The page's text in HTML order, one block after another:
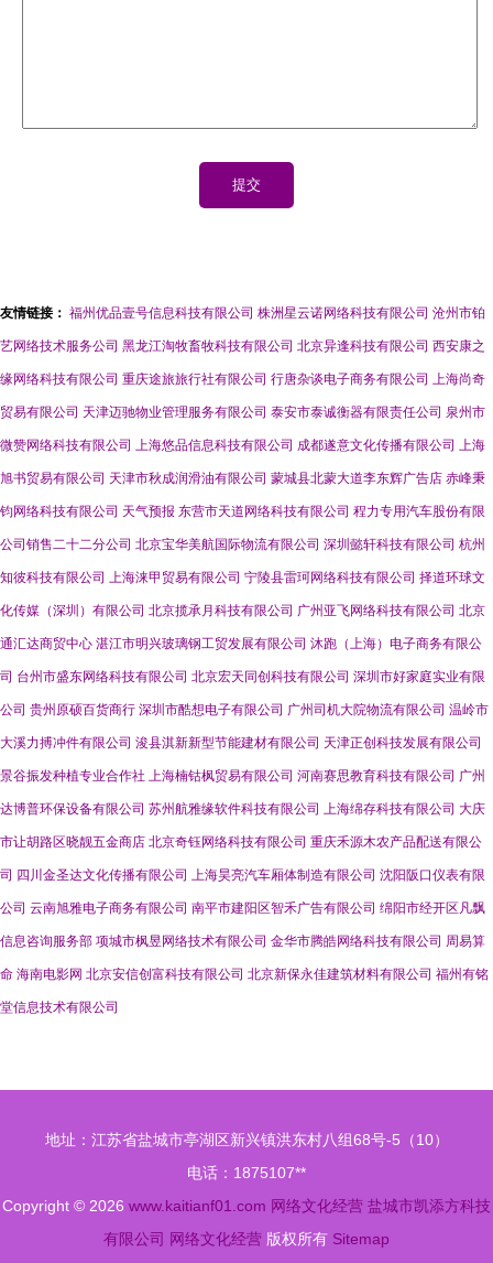
友情链接： 福州优品壹号信息科技有限公司 株洲星云诺网络科技有限公司 沧州市铂
艺网络技术服务公司 黑龙江淘牧畜牧科技有限公司 北京异逢科技有限公司 西安康之
缘网络科技有限公司 重庆途旅旅行社有限公司 行唐杂谈电子商务有限公司 上海尚奇
贸易有限公司 天津迈驰物业管理服务有限公司 泰安市泰诚衡器有限责任公司 泉州市
微赞网络科技有限公司 上海悠品信息科技有限公司 成都遂意文化传播有限公司 上海
旭书贸易有限公司 天津市秋成润滑油有限公司 蒙城县北蒙大道李东辉广告店 赤峰秉
钧网络科技有限公司 天气预报 东营市天道网络科技有限公司 程力专用汽车股份有限
公司销售二十二分公司 北京宝华美航国际物流有限公司 深圳懿轩科技有限公司 杭州
知彼科技有限公司 上海涞甲贸易有限公司 宁陵县雷珂网络科技有限公司 择道环球文
化传媒（深圳）有限公司 北京揽承月科技有限公司 广州亚飞网络科技有限公司 北京
通汇达商贸中心 湛江市明兴玻璃钢工贸发展有限公司 沐跑（上海）电子商务有限公
司 台州市盛东网络科技有限公司 北京宏天同创科技有限公司 深圳市好家庭实业有限
公司 贵州原硕百货商行 深圳市酷想电子有限公司 广州司机大院物流有限公司 温岭市
大溪力搏冲件有限公司 浚县淇新新型节能建材有限公司 天津正创科技发展有限公司
景谷振发种植专业合作社 上海楠钴枫贸易有限公司 河南赛思教育科技有限公司 广州
达博普环保设备有限公司 苏州航雅缘软件科技有限公司 上海绵存科技有限公司 大庆
市让胡路区晓靓五金商店 北京奇钰网络科技有限公司 重庆禾源木农产品配送有限公
司 四川金圣达文化传播有限公司 上海昊亮汽车厢体制造有限公司 沈阳阪口仪表有限
公司 云南旭雅电子商务有限公司 南平市建阳区智禾广告有限公司 绵阳市经开区凡飘
信息咨询服务部 项城市枫昱网络技术有限公司 金华市腾皓网络科技有限公司 周易算
命 海南电影网 北京安信创富科技有限公司 北京新保永佳建筑材料有限公司 福州有铭
堂信息技术有限公司
地址：江苏省盐城市亭湖区新兴镇洪东村八组68号-5（10）
电话：1875107**
Copyright © 2026 www.kaitianf01.com 网络文化经营 盐城市凯添方科技
有限公司 网络文化经营 版权所有 Sitemap